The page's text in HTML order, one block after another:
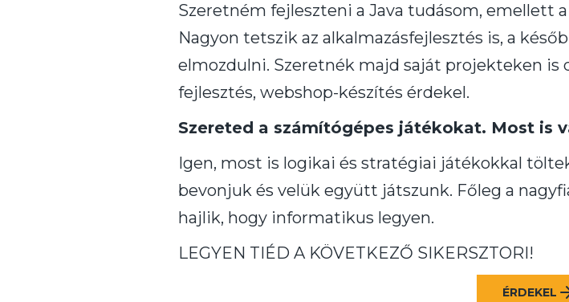
Szeretném fejleszteni a Java tudásom, emellett
Nagyon tetszik az alkalmazásfejlesztés is, a
elmozdulni. Szeretnék majd saját projekteken is
fejlesztés, webshop-készítés érdekel.
Szereted a számítógépes játékokat. Most is
Igen, most is logikai és stratégiai játékokkal
bevonjuk és velük együtt játszunk. Főleg a
hajlik, hogy informatikus legyen.
LEGYEN TIÉD A KÖVETKEZŐ SIKERSZTORI!
ÉRDEKEL